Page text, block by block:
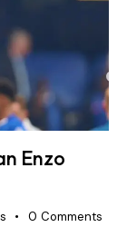
Enzo
0 Comments